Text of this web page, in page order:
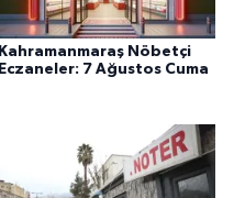
Kahramanmaraş Nöbetçi
Eczaneler: 7 Ağustos Cuma